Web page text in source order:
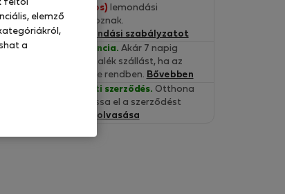
Szigorú (30-napos) lemondási
feltételek vonatkoznak.
Olvassa el a lemondási szabályzatot
Beköltözési Garancia. Akár 7 napig
fedezünk egy tartalék szállást, ha az
ingatlan nem lenne rendben. Bővebben
Hitelesített bérleti szerződés. Otthona
kényelméből olvassa el a szerződést
Szerződés olvasása
féltől
elemző
a